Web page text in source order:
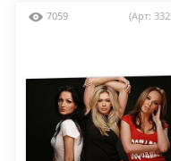
7059 (Арт: